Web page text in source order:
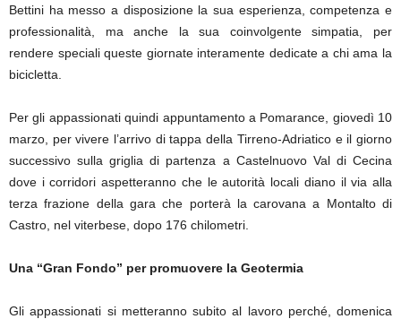
Bettini ha messo a disposizione la sua esperienza, competenza e
professionalità, ma anche la sua coinvolgente simpatia, per
rendere speciali queste giornate interamente dedicate a chi ama la
bicicletta.
Per gli appassionati quindi appuntamento a Pomarance, giovedì 10
marzo, per vivere l’arrivo di tappa della Tirreno-Adriatico e il giorno
successivo sulla griglia di partenza a Castelnuovo Val di Cecina
dove i corridori aspetteranno che le autorità locali diano il via alla
terza frazione della gara che porterà la carovana a Montalto di
Castro, nel viterbese, dopo 176 chilometri.
Una “Gran Fondo” per promuovere la Geotermia
Gli appassionati si metteranno subito al lavoro perché, domenica